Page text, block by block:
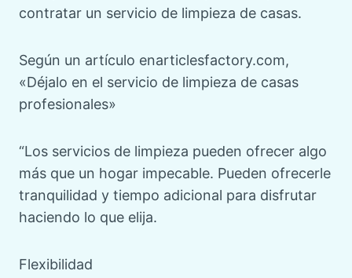
contratar un servicio de limpieza de casas.
Según un artículo enarticlesfactory.com,
«Déjalo en el servicio de limpieza de casas
profesionales»
“Los servicios de limpieza pueden ofrecer algo
más que un hogar impecable. Pueden ofrecerle
tranquilidad y tiempo adicional para disfrutar
haciendo lo que elija.
Flexibilidad